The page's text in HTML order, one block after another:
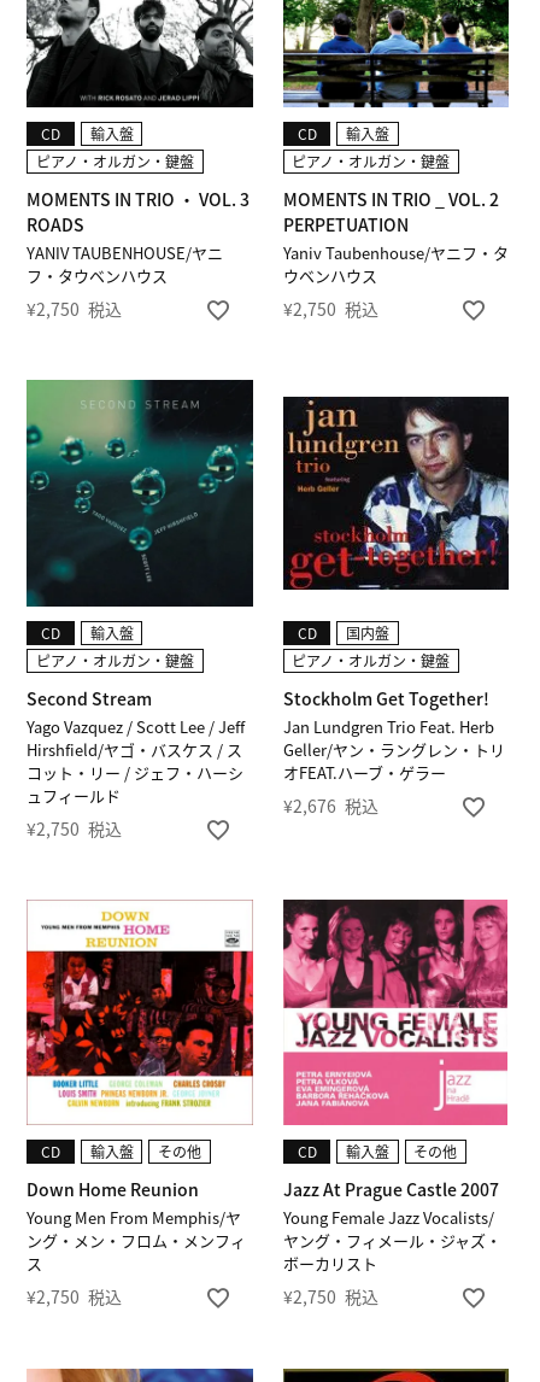
YANIV TAUBENHOUSE/ヤニ
フ・タウベンハウス
MOMENTS IN TRIO ・ VOL. 3
ROADS
CD
輸入盤
ピアノ・オルガン・鍵盤
¥2,750 税込
Yaniv Taubenhouse/ヤニフ・タ
ウベンハウス
MOMENTS IN TRIO _ VOL. 2
PERPETUATION
CD
輸入盤
ピアノ・オルガン・鍵盤
¥2,750 税込
Yago Vazquez / Scott Lee / Jeff
Hirshfield/ヤゴ・バスケス / ス
コット・リー / ジェフ・ハーシ
ュフィールド
Second Stream
CD
輸入盤
ピアノ・オルガン・鍵盤
¥2,750 税込
Jan Lundgren Trio Feat. Herb
Geller/ヤン・ラングレン・トリ
オFEAT.ハーブ・ゲラー
Stockholm Get Together!
CD
国内盤
ピアノ・オルガン・鍵盤
¥2,676 税込
Young Men From Memphis/ヤ
ング・メン・フロム・メンフィ
ス
Down Home Reunion
CD 輸入盤 その他
¥2,750 税込
Young Female Jazz Vocalists/
ヤング・フィメール・ジャズ・
ボーカリスト
Jazz At Prague Castle 2007
CD 輸入盤 その他
¥2,750 税込